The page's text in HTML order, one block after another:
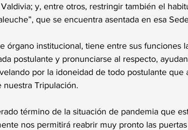
y, entre otros, restringir también el
que se encuentra asentada en esa
órgano institucional, tiene entre sus funciones
postulante y pronunciarse al respecto,
por la idoneidad de todo postulante que
Tripulación.
término de la situación de pandemia que
nos permitirá reabrir muy pronto las